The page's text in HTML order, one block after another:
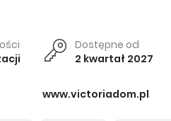
Dostępne od
2 kwartał 2027
www.victoriadom.pl